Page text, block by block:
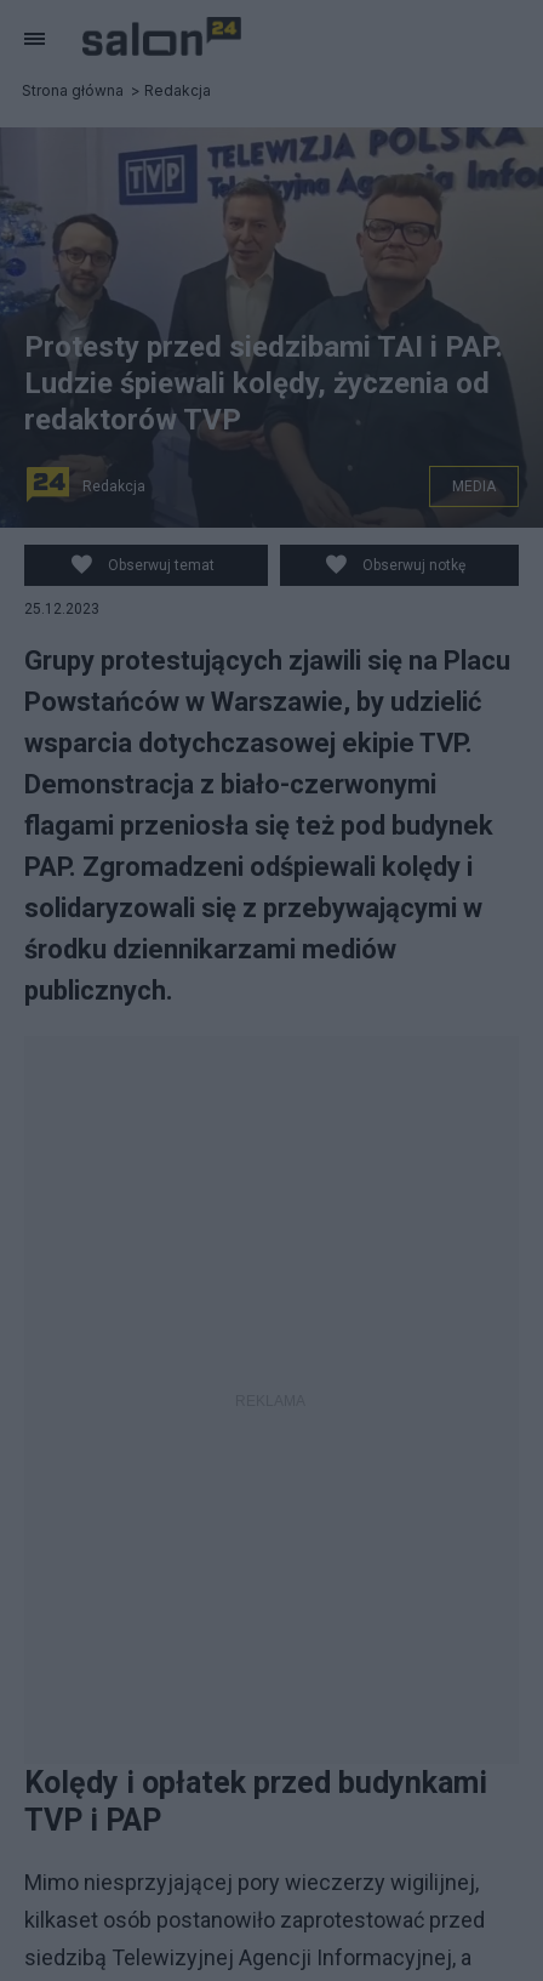
Strona główna Redakcja
Protesty przed siedzibami TAI i PAP.
Ludzie śpiewali kolędy, życzenia od
redaktorów TVP
Redakcja MEDIA
Obserwuj temat Obserwuj notkę
25.12.2023
Grupy protestujących zjawili się na Placu
Powstańców w Warszawie, by udzielić
wsparcia dotychczasowej ekipie TVP.
Demonstracja z biało-czerwonymi
flagami przeniosła się też pod budynek
PAP. Zgromadzeni odśpiewali kolędy i
solidaryzowali się z przebywającymi w
środku dziennikarzami mediów
publicznych.
Kolędy i opłatek przed budynkami
TVP i PAP
Mimo niesprzyjającej pory wieczerzy wigilijnej,
kilkaset osób postanowiło zaprotestować przed
siedzibą Telewizyjnej Agencji Informacyjnej, a